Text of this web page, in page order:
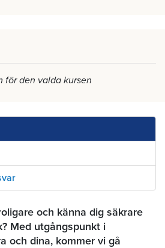
för den valda kursen
och känna dig säkrare
Med utgångspunkt i
och dina, kommer vi gå